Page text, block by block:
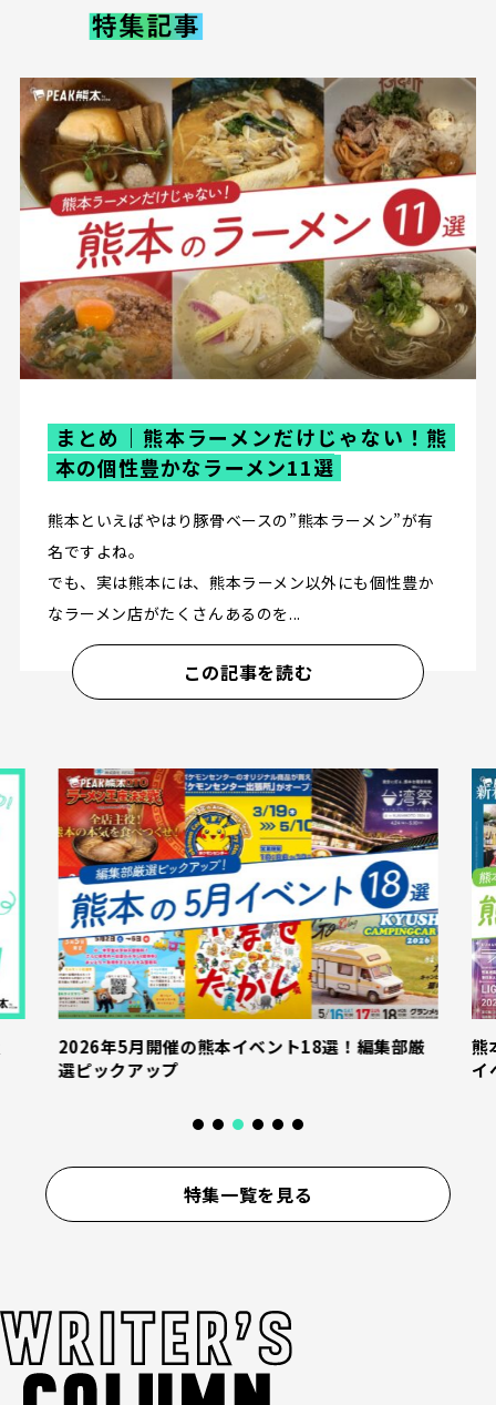
まとめ｜熊本ラーメンだけじゃない！熊
本の個性豊かなラーメン11選
熊本といえばやはり豚骨ベースの”熊本ラーメン”が有
名ですよね。
でも、実は熊本には、熊本ラーメン以外にも個性豊か
なラーメン店がたくさんあるのを...
この記事を読む
18選！編集部厳
熊本の4月前半のイベント10選！ 編集
特集一覧を見る